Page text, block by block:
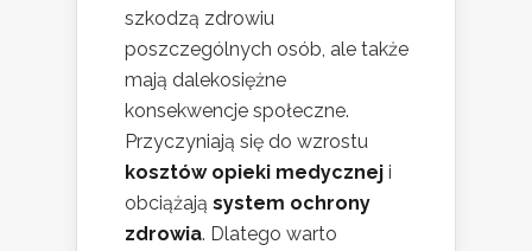
szkodzą zdrowiu
poszczególnych osób, ale także
mają dalekosiężne
konsekwencje społeczne.
Przyczyniają się do wzrostu
kosztów opieki medycznej i
obciążają system ochrony
zdrowia. Dlatego warto